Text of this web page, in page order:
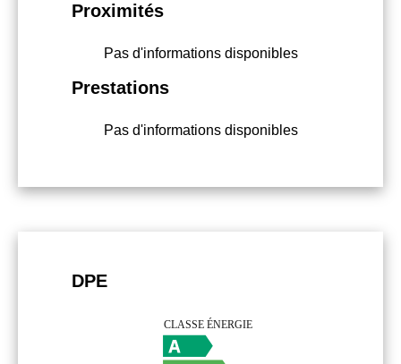
Proximités
Pas d'informations disponibles
Prestations
Pas d'informations disponibles
DPE